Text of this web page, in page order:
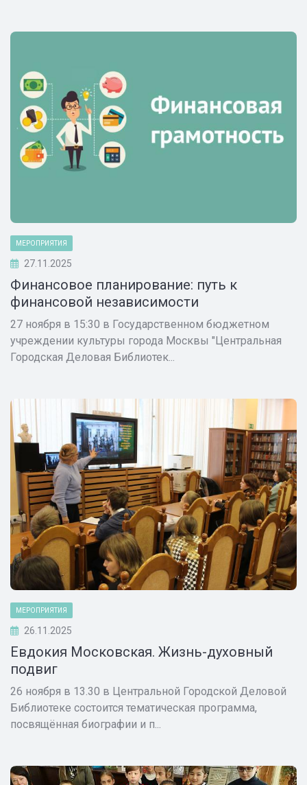
МЕРОПРИЯТИЯ
27.11.2025
Финансовое планирование: путь к
финансовой независимости
27 ноября в 15:30 в Государственном бюджетном
учреждении культуры города Москвы "Центральная
Городская Деловая Библиотек...
МЕРОПРИЯТИЯ
26.11.2025
Евдокия Московская. Жизнь-духовный
подвиг
26 ноября в 13.30 в Центральной Городской Деловой
Библиотеке состоится тематическая программа,
посвящённая биографии и п...